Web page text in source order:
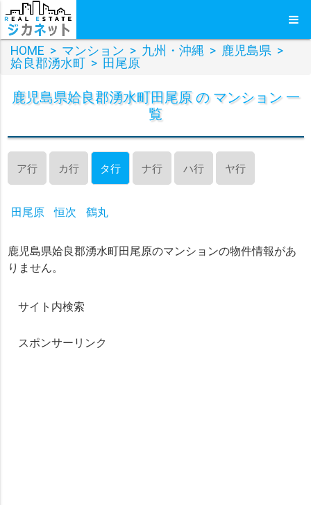
HOME > マンション > 九州・沖縄 > 鹿児島県 >
姶良郡湧水町 > 田尾原
鹿児島県姶良郡湧水町田尾原 の マンション 一
覧
ア行 カ行 タ行 ナ行 ハ行 ヤ行
田尾原 恒次 鶴丸
鹿児島県姶良郡湧水町田尾原のマンションの物件情報があ
りません。
サイト内検索
スポンサーリンク